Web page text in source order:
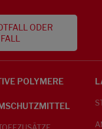
ODER
POLYMERE